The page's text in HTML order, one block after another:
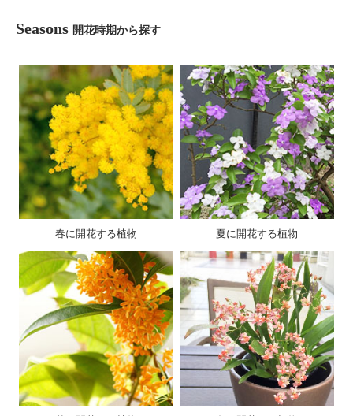
Seasons 開花時期から探す
春に開花する植物 夏に開花する植物